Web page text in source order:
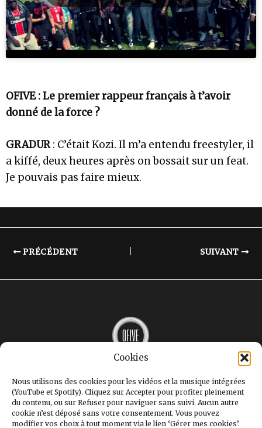
Cookies
Nous utilisons des cookies pour les vidéos et la musique intégrées
(YouTube et Spotify). Cliquez sur Accepter pour profiter pleinement
du contenu, ou sur Refuser pour naviguer sans suivi. Aucun autre
cookie n’est déposé sans votre consentement. Vous pouvez
modifier vos choix à tout moment via le lien ‘Gérer mes cookies’.
OFIVE : Le premier rappeur français à t’avoir
donné de la force ?
GRADUR: C’était Kozi. Il m’a entendu freestyler, il
a kiffé, deux heures après on bossait sur un feat.
Je pouvais pas faire mieux.
PRÉCÉDENT SUIVANT
INTERVIEWS
GALERIE
STUDIOS
OFIVE+
CONTACT